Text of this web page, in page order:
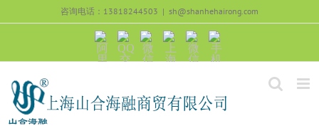
咨询电话：13818244503 | sh@shanhehairong.com
阿
里
通
QQ
交
微
信
shanhehairong
上
海
融
微
微
信
手
机
接
拨